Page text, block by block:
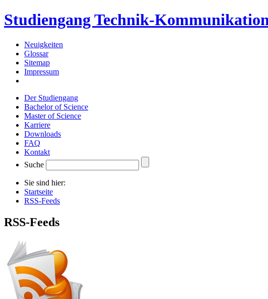
Studiengang Technik-
Neuigkeiten
Glossar
Sitemap
Impressum
Der Studiengang
Bachelor of Science
Master of Science
Karriere
Downloads
FAQ
Kontakt
Suche
Sie sind hier:
Startseite
RSS-Feeds
RSS-Feeds